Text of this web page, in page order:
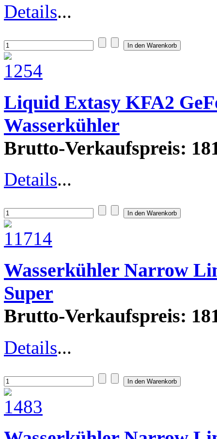
Details...
Liquid Extasy KFA2
Wasserkühler
Brutto-Verkaufspreis:
Details...
Wasserkühler Narrow
Super
Brutto-Verkaufspreis:
Details...